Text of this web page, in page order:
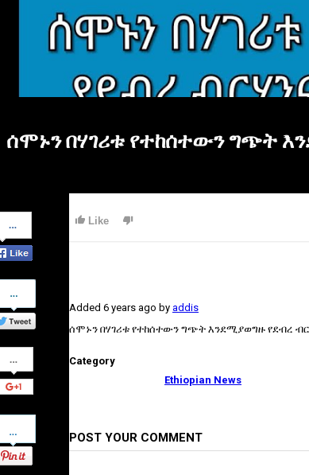
ሰሞኑን በሃገሪቱ የተከሰተውን ግጭት
on
Facebook
Share
on
Twitter
Share
on
Google+
Pinterest
Like
Added 6 years ago by addis
ሰሞኑን በሃገሪቱ የተከሰተውን ግጭት እንደሚያወግዙ የደብረ
Category
Ethiopian News
POST YOUR COMMENT